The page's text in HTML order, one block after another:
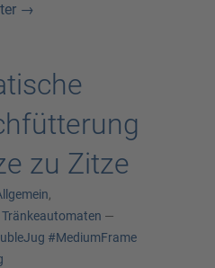
→
zu Zitze
,
Tränkeautomaten —
#MediumFrame